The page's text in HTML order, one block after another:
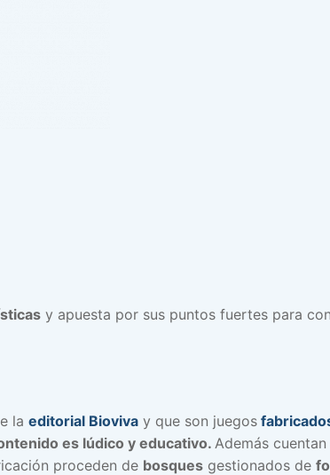
y apuesta por sus puntos fuertes para
la editorial Bioviva y que son juegos
es lúdico y educativo. Además
proceden de bosques gestionados de